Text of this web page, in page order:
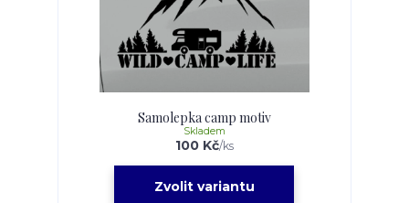
Samolepka camp motiv
100 Kč/ks
Skladem
Zvolit variantu